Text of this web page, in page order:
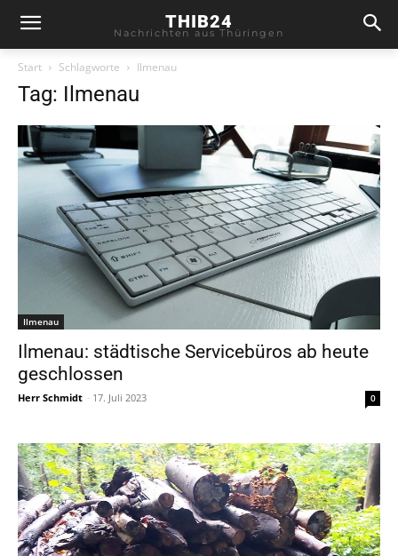
THIB24
Nachrichten aus Thüringen
Start Schlagworte Ilmenau
Tag: Ilmenau
Ilmenau
Ilmenau: städtische Servicebüros ab heute
geschlossen
Herr Schmidt - 17. Juli 2023 0